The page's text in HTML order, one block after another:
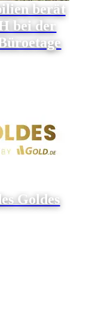
berät
bei der
Goldes